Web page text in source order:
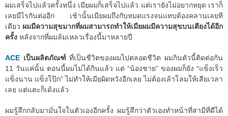
ผมเสร็จไปแล้วครั้งหนึ่ง เมียผมก็เสร็จไปแล้ว แต่เรายังไม่อยากหยุด เราก็
เลยมีไรกันต่ออีก เช้านั้นเมียผมถึงกับหมดแรงจนแทบต้องคลานเลยที
เดียว ผมมีความสุขมากที่ผมสามารถทำให้เมียผมมีความสุขบนเตียงได้อีก
ครั้ง หลังจากที่ผมล้มเหลวเรื่องนี้มาหลายปี
ACE เป็นผลิตภัณฑ์ที่เป็นชีวิตของผมไปตลอดชีวิต ผมกินตัวนี้ติดต่อกัน
11 วันแค่นั้น ตอนนี้ผมไม่ได้กินแล้ว แต่ “น้องชาย” ของผมก็ยัง “แข็งเร็ว
แข็งนาน แข็งโป๊ก” ไม่ทำให้เมียผิดหวังอีกเลย ไม่ต้องเล้าโลมให้เสียเวลา
เลย แต่แตะก็เด้งแล้ว
ผมรู้สึกกลับมามั่นใจในตัวเองอีกครั้ง ผมรู้สึกว่าตัวเองทำหน้าที่สามีที่ดีได้